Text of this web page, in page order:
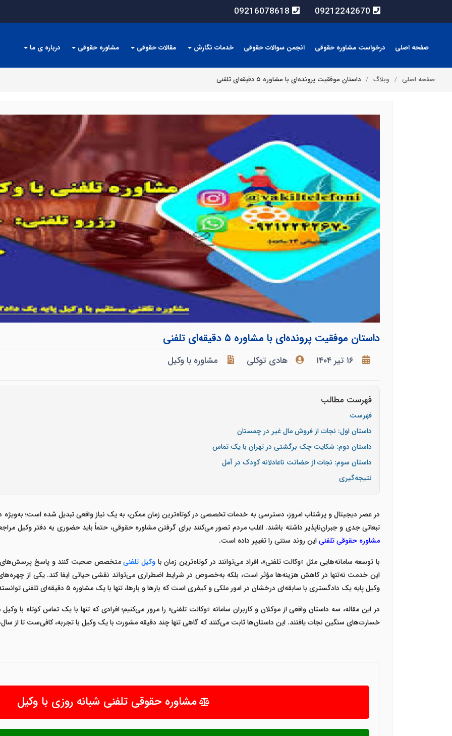
09212242670
09216078618
صفحه اصلی درخواست مشاوره حقوقی انجمن سوالات حقوقی خدمات نگارش مقالات حقوقی مشاوره حقوقی درباره ی ما
صفحه اصلی وبلاگ داستان موفقیت پرونده‌ای با مشاوره ۵ دقیقه‌ای تلفنی
داستان موفقیت پرونده‌ای با مشاوره ۵ دقیقه‌ای تلفنی
۱۶ تیر ۱۴۰۴ هادی توکلی مشاوره با وکیل
فهرست مطالب
فهرست
داستان اول: نجات از فروش مال غیر در چمستان
داستان دوم: شکایت چک برگشتی در تهران با یک تماس
داستان سوم: نجات از حضانت ناعادلانه کودک در آمل
نتیجه‌گیری
در عصر دیجیتال و پرشتاب امروز، دسترسی به خدمات تخصصی در کوتاه‌ترین زمان ممکن، به یک نیاز واقعی تبدیل شده است؛
تبعاتی جدی و جبران‌ناپذیر داشته باشند. اغلب مردم تصور می‌کنند برای گرفتن مشاوره حقوقی، حتماً باید حضوری به دفتر وکیل
مشاوره حقوقی تلفنیاین روند سنتی را تغییر داده است.
با توسعه سامانه‌هایی مثل «وکالت تلفنی»، افراد می‌توانند در کوتاه‌ترین زمان با وکیل تلفنیمتخصص صحبت کنند و پاسخ پرسش‌های
این خدمت نه‌تنها در کاهش هزینه‌ها مؤثر است، بلکه به‌خصوص در شرایط اضطراری می‌تواند نقشی حیاتی ایفا کند. یکی از
وکیل پایه یک دادگستری با سابقه‌ای درخشان در امور ملکی و کیفری است که بارها و بارها، تنها با یک مشاوره ۵ دقیقه‌ای تلفنی
در این مقاله، سه داستان واقعی از موکلان و کاربران سامانه «وکالت تلفنی» را مرور می‌کنیم؛ افرادی که تنها بایک تماس کوتاه با
خسارت‌های سنگین نجات یافتند. این داستان‌ها ثابت می‌کنند که گاهی تنها چند دقیقه مشورت با یک وکیل با تجربه، کافی‌ست تا از
مشاوره حقوقی تلفنی شبانه روزی با وکیل